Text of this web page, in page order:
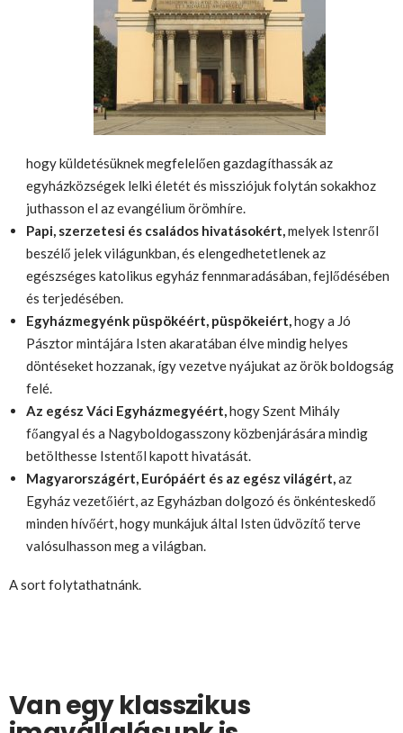
hogy küldetésüknek megfelelően gazdagíthassák az
egyházközségek lelki életét és missziójuk folytán sokakhoz
juthasson el az evangélium örömhíre.
Papi, szerzetesi és családos hivatásokért, melyek Istenről
beszélő jelek világunkban, és elengedhetetlenek az
egészséges katolikus egyház fennmaradásában, fejlődésében
és terjedésében.
Egyházmegyénk püspökéért, püspökeiért, hogy a Jó
Pásztor mintájára Isten akaratában élve mindig helyes
döntéseket hozzanak, így vezetve nyájukat az örök boldogság
felé.
Az egész Váci Egyházmegyéért, hogy Szent Mihály
főangyal és a Nagyboldogasszony közbenjárására mindig
betölthesse Istentől kapott hivatását.
Magyarországért, Európáért és az egész világért, az
Egyház vezetőiért, az Egyházban dolgozó és önkénteskedő
minden hívőért, hogy munkájuk által Isten üdvözítő terve
valósulhasson meg a világban.
A sort folytathatnánk.
Van egy klasszikus